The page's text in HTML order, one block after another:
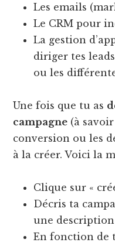
Les emails
Le CRM pour
La gestion
diriger tes
ou les
Une fois que tu as
campagne (à
conversion ou les
à la créer. Voici la
Clique sur «
Décris ta
une
En fonction de